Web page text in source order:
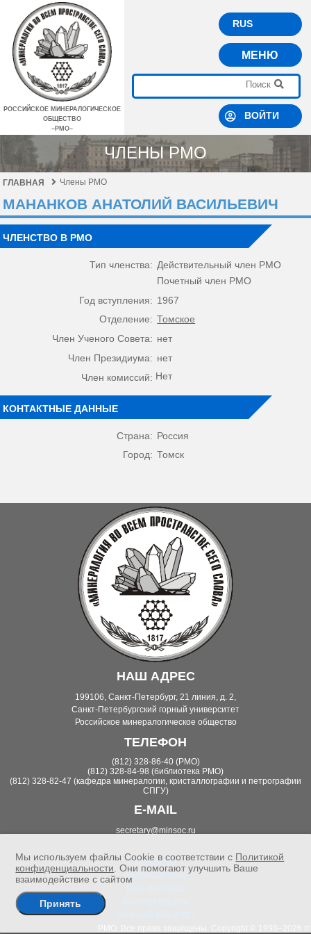
РОССИЙСКОЕ МИНЕРАЛОГИЧЕСКОЕ
ОБЩЕСТВО
–РМО–
RUS
МЕНЮ
ВОЙТИ
ЧЛЕНЫ РМО
ГЛАВНАЯ Члены РМО
МАНАНКОВ АНАТОЛИЙ ВАСИЛЬЕВИЧ
ЧЛЕНСТВО В РМО
Тип членства: Действительный член РМО
Почетный член РМО
Год вступления: 1967
Отделение: Томское
Член Ученого Совета: нет
Член Президиума: нет
Член комиссий: Нет
КОНТАКТНЫЕ ДАННЫЕ
Страна: Россия
Город: Томск
НАШ АДРЕС
199106, Санкт-Петербург, 21 линия, д. 2,
Санкт-Петербургский горный университет
Российское минералогическое общество
ТЕЛЕФОН
(812) 328-86-40 (РМО)
(812) 328-84-98 (библиотека РМО)
(812) 328-82-47 (кафедра минералогии, кристаллографии и петрографии
СПГУ)
E-MAIL
secretary@minsoc.ru
НОВОСТИ
ЗАПИСКИ РМО
Мы используем файлы Cookie в соответствии с Политикой
конфиденциальности . Они помогают улучшить Ваше
взаимодействие с сайтом
Принять